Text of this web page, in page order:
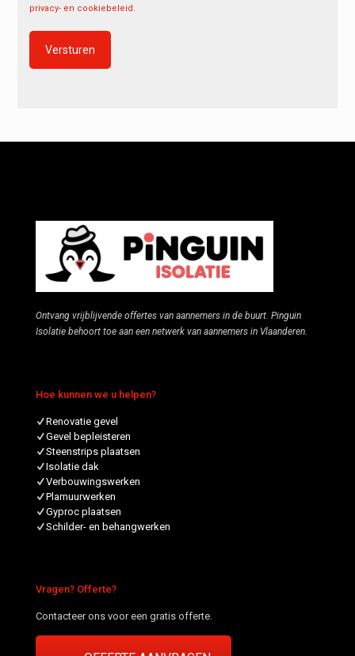
privacy- en cookiebeleid.
Ontvang vrijblijvende offertes van aannemers in de buurt. Pinguin
Isolatie behoort toe aan een netwerk van aannemers in Vlaanderen.
Hoe kunnen we u helpen?
Renovatie gevel
Gevel bepleisteren
Steenstrips plaatsen
Isolatie dak
Verbouwingswerken
Plamuurwerken
Gyproc plaatsen
Schilder- en behangwerken
Vragen? Offerte?
Contacteer ons voor een gratis offerte.